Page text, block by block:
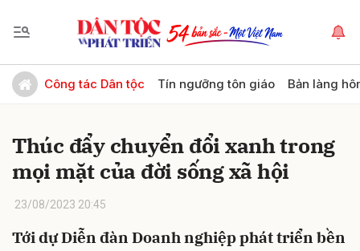
Công tác Dân tộc Tín ngưỡng tôn giáo Bản làng
Thúc đẩy chuyển đổi xanh trong
mọi mặt của đời sống xã hội
23/08/2023 20:45
Tới dự Diễn đàn Doanh nghiệp phát triển bền
Gửi bình luận
Hủy Gửi